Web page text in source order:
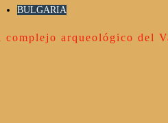
BULGARIA
complejo arqueológico del